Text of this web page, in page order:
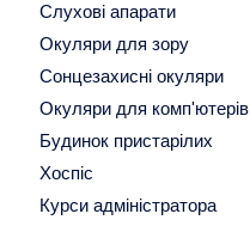
Слухові апарати
Окуляри для зору
Сонцезахисні окуляри
Окуляри для комп'ютерів
Будинок пристарілих
Хоспіс
Курси адміністратора